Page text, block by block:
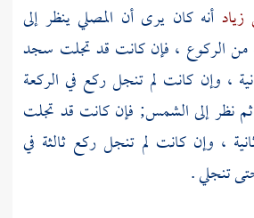
أنه كان يرى أن المصلي ينظر إلى
من الركوع ، فإن كانت قد تجلت سجد
، وإن كانت لم تنجل ركع في الركعة
ثم نظر إلى الشمس; فإن كانت قد تجلت
، وإن كانت لم تنجل ركع ثالثة في
تنجلي .